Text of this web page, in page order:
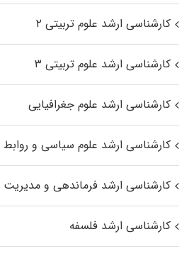
کارشناسی ارشد علوم تربیتی ۲
کارشناسی ارشد علوم تربیتی ۳
کارشناسی ارشد علوم جغرافیایی
کارشناسی ارشد علوم سیاسی و روابط
کارشناسی ارشد فرماندهی و مدیریت
کارشناسی ارشد فلسفه